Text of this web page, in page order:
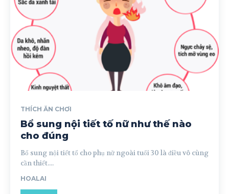
THÍCH ĂN CHƠI
Bổ sung nội tiết tố nữ như thế nào
cho đúng
Bổ sung nội tiết tố cho phụ nữ ngoài tuổi 30 là điều vô cùng
cần thiết....
HOALAI